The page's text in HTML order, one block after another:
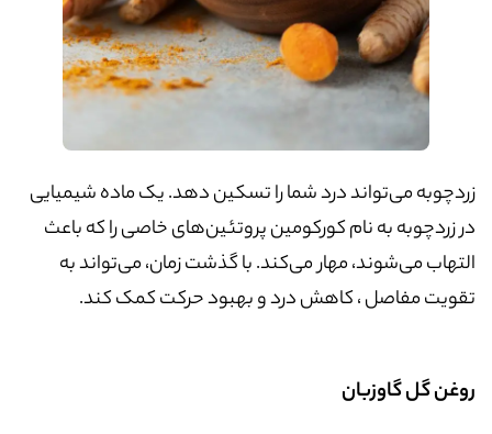
زردچوبه می‌تواند درد شما را تسکین دهد. یک ماده شیمیایی
در زردچوبه به نام کورکومین پروتئین‌های خاصی را که باعث
التهاب می‌شوند، مهار می‌کند. با گذشت زمان، می‌تواند به
تقویت مفاصل ، کاهش درد و بهبود حرکت کمک کند.
روغن گل گاوزبان